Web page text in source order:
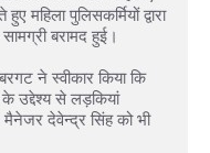
महिला पुलिसकर्मियों द्वारा
बरामद हुई।
उद्देश्य से लड़कियां
मैनेजर देवेन्द्र सिंह को भी